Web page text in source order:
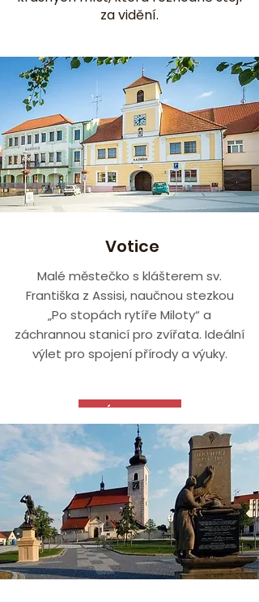
za vidění.
Votice
Malé městečko s klášterem sv.
Františka z Assisi, naučnou stezkou
„Po stopách rytíře Miloty“ a
záchrannou stanicí pro zvířata. Ideální
výlet pro spojení přírody a výuky.
VÍCE ZDE